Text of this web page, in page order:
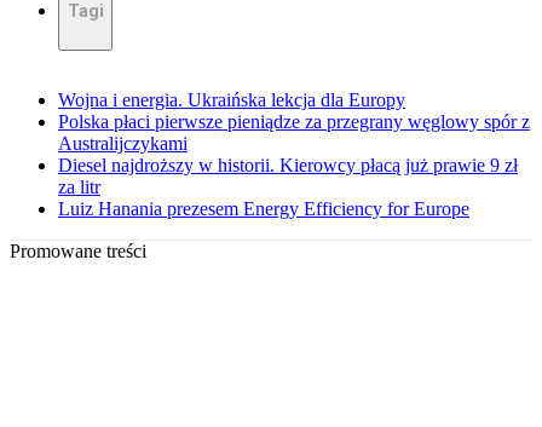
Tagi
Wojna i energia. Ukraińska lekcja dla Europy
Polska płaci pierwsze pieniądze za przegrany węglowy spór z
Australijczykami
Diesel najdroższy w historii. Kierowcy płacą już prawie 9 zł
za litr
Luiz Hanania prezesem Energy Efficiency for Europe
Promowane treści